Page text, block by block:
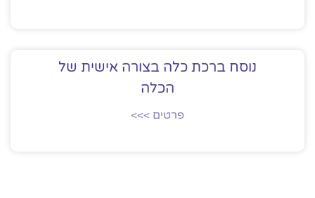
נוסח ברכת כלה בצורה אישית של
הכלה
פרטים >>>